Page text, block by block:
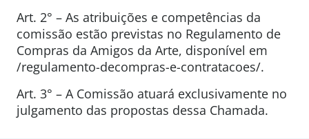
Art. 2° – As atribuições e competências da
comissão estão previstas no Regulamento de
Compras da Amigos da Arte, disponível em
/regulamento-decompras-e-contratacoes/.
Art. 3° – A Comissão atuará exclusivamente no
julgamento das propostas dessa Chamada.